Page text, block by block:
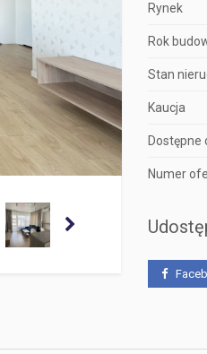
Rynek
Rok
Stan
Kaucja
Dostępne
Numer